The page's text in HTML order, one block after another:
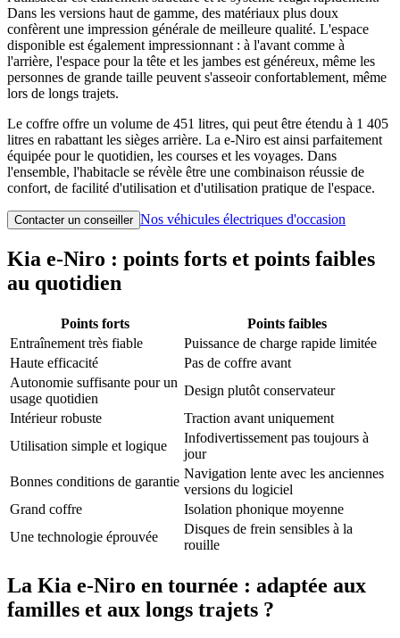
Dans les versions haut de gamme, des matériaux plus doux
confèrent une impression générale de meilleure qualité. L'espace
disponible est également impressionnant : à l'avant comme à
l'arrière, l'espace pour la tête et les jambes est généreux, même les
personnes de grande taille peuvent s'asseoir confortablement, même
lors de longs trajets.
Le coffre offre un volume de 451 litres, qui peut être étendu à 1 405
litres en rabattant les sièges arrière. La e-Niro est ainsi parfaitement
équipée pour le quotidien, les courses et les voyages. Dans
l'ensemble, l'habitacle se révèle être une combinaison réussie de
confort, de facilité d'utilisation et d'utilisation pratique de l'espace.
Contacter un conseiller Nos véhicules électriques d'occasion
Kia e-Niro : points forts et points faibles
au quotidien
Points forts
Points faibles
Entraînement très fiable
Puissance de charge rapide limitée
Haute efficacité
Pas de coffre avant
Autonomie suffisante pour un
usage quotidien
Design plutôt conservateur
Intérieur robuste
Traction avant uniquement
Utilisation simple et logique
Infodivertissement pas toujours à
jour
Bonnes conditions de garantie
Navigation lente avec les anciennes
versions du logiciel
Grand coffre
Isolation phonique moyenne
Une technologie éprouvée
Disques de frein sensibles à la
rouille
La Kia e-Niro en tournée : adaptée aux
familles et aux longs trajets ?